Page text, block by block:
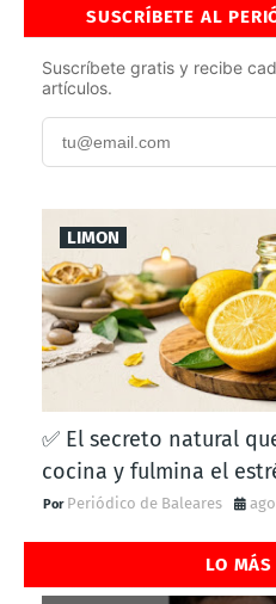
SUSCRÍBETE AL
Suscríbete gratis y recibe
artículos.
LIMON
✅ El secreto natural
cocina y fulmina el
Periódico de Baleares
LO